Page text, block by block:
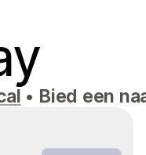
• Bied een